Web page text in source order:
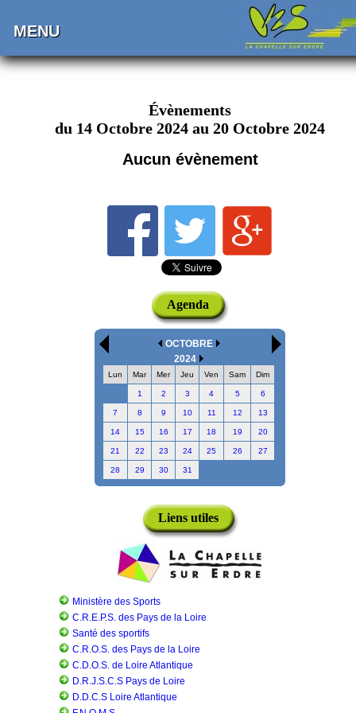
MENU
Évènements
du 14 Octobre 2024 au 20 Octobre 2024
Aucun évènement
Agenda
OCTOBRE
2024
Lun Mar Mer Jeu Ven Sam Dim
1 2 3 4 5 6
7 8 9 10 11 12 13
14 15 16 17 18 19 20
21 22 23 24 25 26 27
28 29 30 31
Liens utiles
Ministère des Sports
C.R.E.P.S. des Pays de la Loire
Santé des sportifs
C.R.O.S. des Pays de la Loire
C.D.O.S. de Loire Atlantique
D.R.J.S.C.S Pays de Loire
D.D.C.S Loire Atlantique